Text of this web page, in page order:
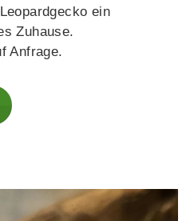
ein
Zuhause.
Anfrage.